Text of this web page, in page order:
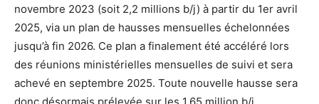
novembre 2023 (soit 2,2 millions b/j) à partir du 1er avril
2025, via un plan de hausses mensuelles échelonnées
jusqu’à fin 2026. Ce plan a finalement été accéléré lors
des réunions ministérielles mensuelles de suivi et sera
achevé en septembre 2025. Toute nouvelle hausse sera